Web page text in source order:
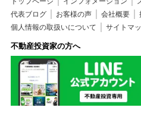
代表ブログ
お客様の声 会社概要
個人情報の取扱いについて
サイトマ
不動産投資家の方へ